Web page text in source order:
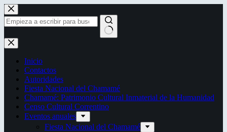
Saltar
al
contenido
Sin
resultados
Inicio
Contactos
Autoridades
Fiesta Nacional del Chamamé
Chamamé: Patrimonio Cultural Inmaterial de la Humanidad
Censo Cultural Correntino
Eventos anuales
Fiesta Nacional del Chamamé